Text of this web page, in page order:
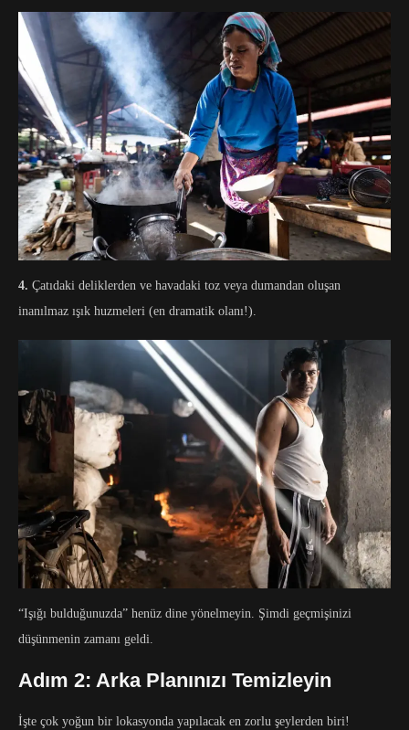
4. Çatıdaki deliklerden ve havadaki toz veya dumandan oluşan
inanılmaz ışık huzmeleri (en dramatik olanı!).
“Işığı bulduğunuzda” henüz dine yönelmeyin. Şimdi geçmişinizi
düşünmenin zamanı geldi.
Adım 2: Arka Planınızı Temizleyin
İşte çok yoğun bir lokasyonda yapılacak en zorlu şeylerden biri!